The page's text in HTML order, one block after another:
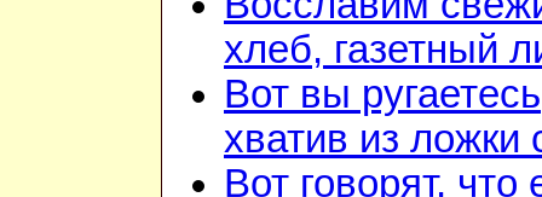
хлеб, газетный
Вот вы
хватив из ложки
Вот говорят, что